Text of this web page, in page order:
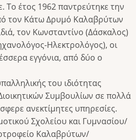
Το έτος 1962 παντρεύτηκε την
τον Κάτω Δρυμό Καλαβρύτων
τον Κωνσταντίνο (Δάσκαλος)
Ηλεκτρολόγος), οι
εγγόνια, από δύο ο
του ιδιότητας
Συμβουλίων σε πολλά
ανεκτίμητες υπηρεσίες.
Σχολείου και Γυμνασίου/
Καλαβρύτων/